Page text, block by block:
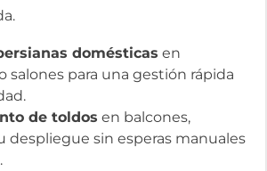
domésticas en
salones para una gestión rápida
de toldos en balcones,
despliegue sin esperas manuales